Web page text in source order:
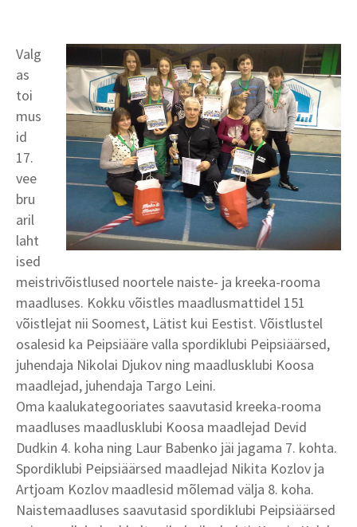
Valg
as
toi
mus
id
17.
vee
bru
aril
laht
ised
meistrivõistlused noortele naiste- ja kreeka-rooma
maadluses. Kokku võistles maadlusmattidel 151
võistlejat nii Soomest, Lätist kui Eestist. Võistlustel
osalesid ka Peipsiääre valla spordiklubi Peipsiäärsed,
juhendaja Nikolai Djukov ning maadlusklubi Koosa
maadlejad, juhendaja Targo Leini.
Oma kaalukategooriates saavutasid kreeka-rooma
maadluses maadlusklubi Koosa maadlejad Devid
Dudkin 4. koha ning Laur Babenko jäi jagama 7. kohta.
Spordiklubi Peipsiäärsed maadlejad Nikita Kozlov ja
Artjoam Kozlov maadlesid mõlemad välja 8. koha.
Naistemaadluses saavutasid spordiklubi Peipsiäärsed